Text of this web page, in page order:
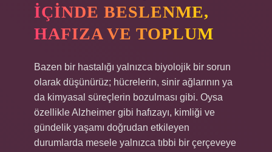
İÇINDE BESLENME,
HAFIZA VE TOPLUM
Bazen bir hastalığı yalnızca biyolojik bir sorun
olarak düşünürüz; hücrelerin, sinir ağlarının ya
da kimyasal süreçlerin bozulması gibi. Oysa
özellikle Alzheimer gibi hafızayı, kimliği ve
gündelik yaşamı doğrudan etkileyen
durumlarda mesele yalnızca tıbbi bir çerçeveye